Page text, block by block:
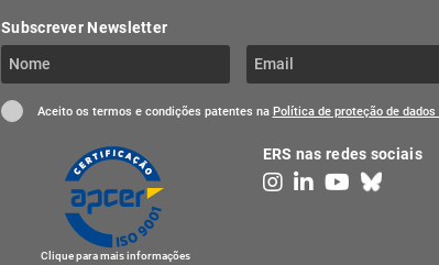
Subscrever Newsletter
Aceito os termos e condições patentes na Política de proteção de dados
Clique para mais informações
ERS nas redes sociais